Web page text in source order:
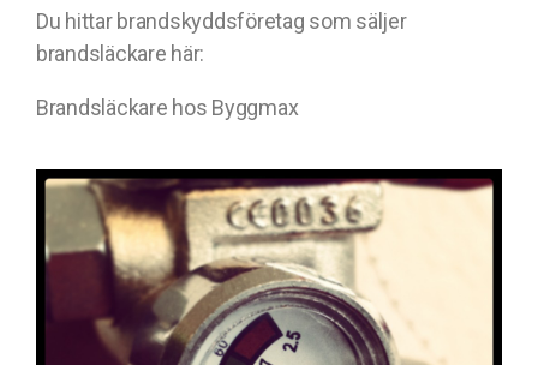
Du hittar brandskyddsföretag som säljer
brandsläckare här:
Brandsläckare hos Byggmax